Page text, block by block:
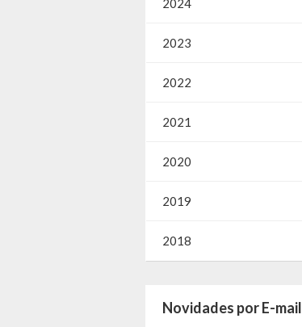
2024
2023
2022
2021
2020
2019
2018
Novidades por E-mail